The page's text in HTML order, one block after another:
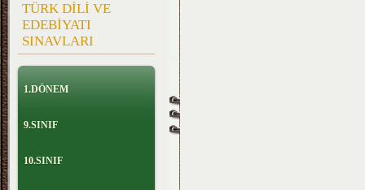
TÜRK DİLİ VE
EDEBİYATI
SINAVLARI
1.DÖNEM
9.SINIF
10.SINIF